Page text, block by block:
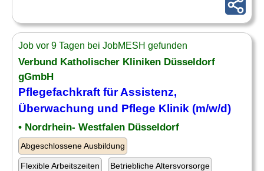
Job vor 9 Tagen bei JobMESH gefunden
Verbund Katholischer Kliniken Düsseldorf
gGmbH
Pflegefachkraft für Assistenz,
Überwachung und Pflege Klinik (m/w/d)
• Nordrhein- Westfalen Düsseldorf
Abgeschlossene Ausbildung
Flexible Arbeitszeiten Betriebliche Altersvorsorge